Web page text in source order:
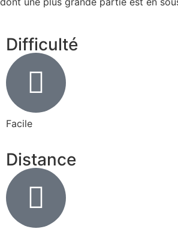
Difficulté
Facile
Distance